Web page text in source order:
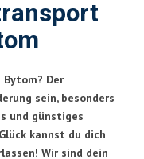
Der
sein, besonders
und günstiges
kannst du dich
Wir sind dein